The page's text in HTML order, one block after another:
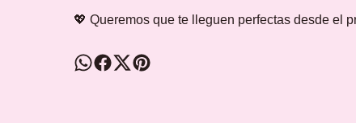
💖 Queremos que te lleguen perfectas desde el